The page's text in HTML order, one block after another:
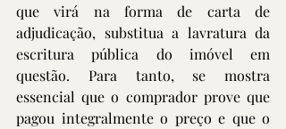
que virá na forma de carta de
adjudicação, substitua a lavratura da
escritura pública do imóvel em
questão. Para tanto, se mostra
essencial que o comprador prove que
pagou integralmente o preço e que o